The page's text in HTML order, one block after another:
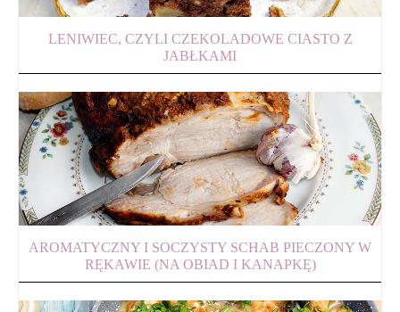
LENIWIEC, CZYLI CZEKOLADOWE CIASTO Z
JABŁKAMI
AROMATYCZNY I SOCZYSTY SCHAB PIECZONY W
RĘKAWIE (NA OBIAD I KANAPKĘ)